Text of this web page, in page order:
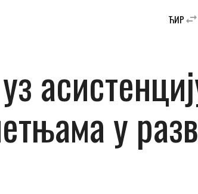
swap_horiz
ЋИР
у